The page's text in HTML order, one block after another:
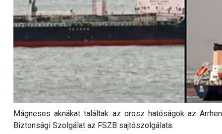
Mágneses aknákat találtak az orosz hatóságok az
Biztonsági Szolgálat az FSZB sajtószolgálata.